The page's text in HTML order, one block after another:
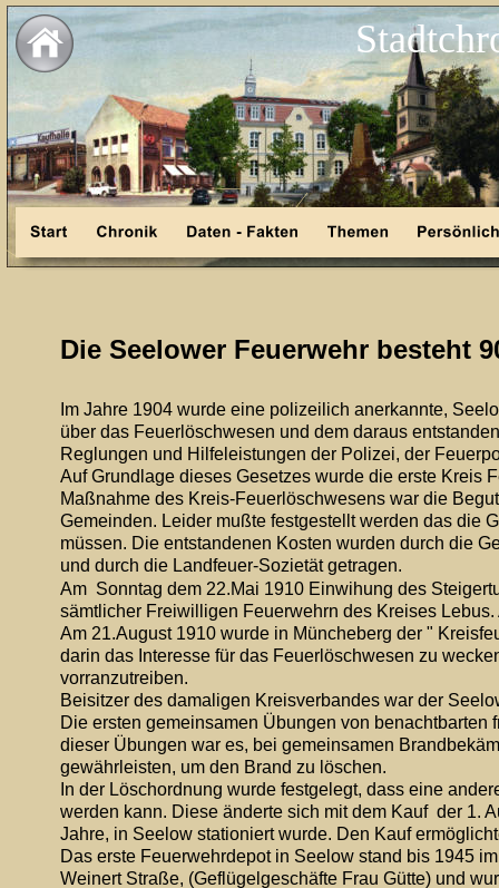
Die Seelower Feuerwehr besteht
Im Jahre 1904 wurde eine polizeilich anerkannte,
über das Feuerlöschwesen und dem daraus
Reglungen und Hilfeleistungen der Polizei, der
Auf Grundlage dieses Gesetzes wurde die erste Kreis
Maßnahme des Kreis-Feuerlöschwesens war die
Gemeinden. Leider mußte festgestellt werden das die
müssen. Die entstandenen Kosten wurden durch die
und durch die Landfeuer-Sozietät getragen.
Am  Sonntag dem 22.Mai 1910 Einwihung des
sämtlicher Freiwilligen Feuerwehrn des Kreises
Am 21.August 1910 wurde in Müncheberg der "
darin das Interesse für das Feuerlöschwesen zu
vorranzutreiben.
Beisitzer des damaligen Kreisverbandes war der
Die ersten gemeinsamen Übungen von
dieser Übungen war es, bei gemeinsamen
gewährleisten, um den Brand zu löschen.
In der Löschordnung wurde festgelegt, dass eine
werden kann. Diese änderte sich mit dem Kauf  der
Jahre, in Seelow stationiert wurde. Den Kauf
Das erste Feuerwehrdepot in Seelow stand bis 1945
Weinert Straße, (Geflügelgeschäfte Frau Gütte) und